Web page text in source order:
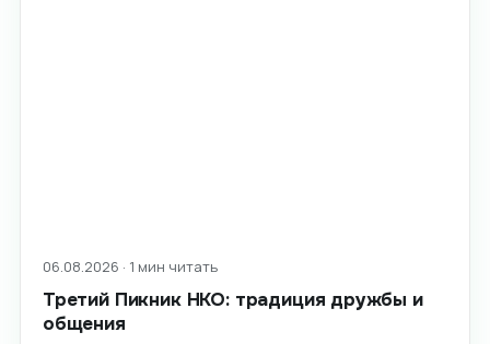
06.08.2026 · 1 мин читать
Третий Пикник НКО: традиция дружбы и
общения